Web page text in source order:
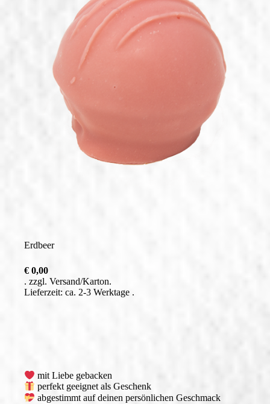
Saisonale Produkte
Sandwich & Brötchen
Geschenkideen
Alle Produkte
Filialen & Öffnungszeiten
Erdbeer
€ 0,00
zzgl. Versand
Lieferzeit: ca. 2-3 Werktage
mit Liebe gebacken
perfekt geeignet als Geschenk
abgestimmt auf deinen persönlichen Geschmack